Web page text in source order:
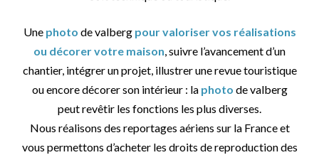
Une photo de valberg pour valoriser vos réalisations
ou décorer votre maison, suivre l’avancement d’un
chantier, intégrer un projet, illustrer une revue touristique
ou encore décorer son intérieur : la photo de valberg
peut revêtir les fonctions les plus diverses.
Nous réalisons des reportages aériens sur la France et
vous permettons d’acheter les droits de reproduction des